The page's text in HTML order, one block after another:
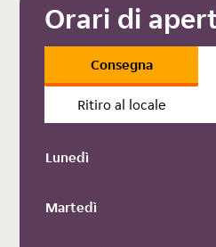
Orari di
Consegna
Ritiro al locale
Lunedì
Martedì